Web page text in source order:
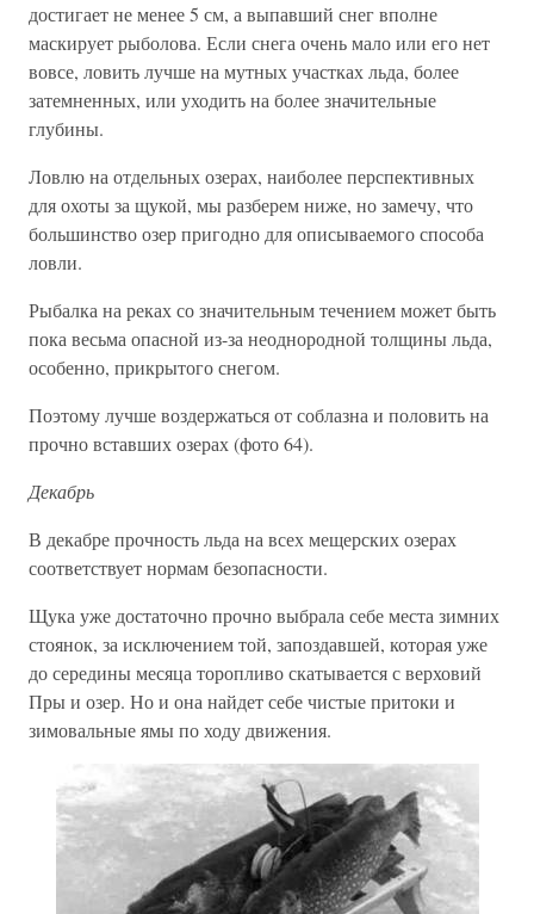
достигает не менее 5 см, а выпавший снег вполне
маскирует рыболова. Если снега очень мало или его нет
вовсе, ловить лучше на мутных участках льда, более
затемненных, или уходить на более значительные
глубины.
Ловлю на отдельных озерах, наиболее перспективных
для охоты за щукой, мы разберем ниже, но замечу, что
большинство озер пригодно для описываемого способа
ловли.
Рыбалка на реках со значительным течением может быть
пока весьма опасной из-за неоднородной толщины льда,
особенно, прикрытого снегом.
Поэтому лучше воздержаться от соблазна и половить на
прочно вставших озерах (фото 64).
Декабрь
В декабре прочность льда на всех мещерских озерах
соответствует нормам безопасности.
Щука уже достаточно прочно выбрала себе места зимних
стоянок, за исключением той, запоздавшей, которая уже
до середины месяца торопливо скатывается с верховий
Пры и озер. Но и она найдет себе чистые притоки и
зимовальные ямы по ходу движения.